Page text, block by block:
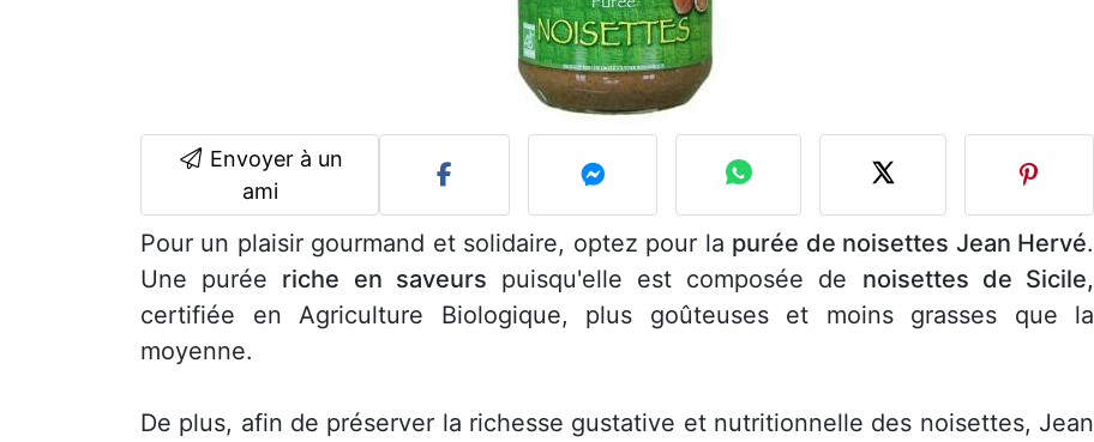
Envoyer à un
ami
Pour un plaisir gourmand et solidaire, optez pour la purée de noisettes Jean Hervé.
Une purée riche en saveurs puisqu'elle est composée de noisettes de Sicile,
certifiée en Agriculture Biologique, plus goûteuses et moins grasses que la
moyenne.
De plus, afin de préserver la richesse gustative et nutritionnelle des noisettes, Jean